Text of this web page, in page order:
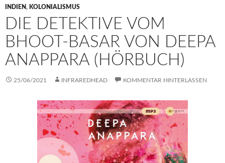
INDIEN, KOLONIALISMUS
DIE DETEKTIVE VOM
BHOOT-BASAR VON DEEPA
ANAPPARA (HÖRBUCH)
25/06/2021 INFRAREDHEAD KOMMENTAR HINTERLASSEN